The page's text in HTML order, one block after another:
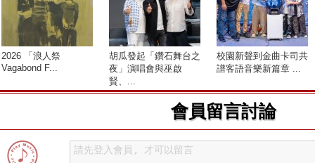
2026 「浪人祭
Vagabond F...
胡瓜發起「鑽石舞台之
夜」演唱會與巫啟
賢、...
校園新聲到金曲卡司共
譜客語音樂新篇章 ...
會員留言討論